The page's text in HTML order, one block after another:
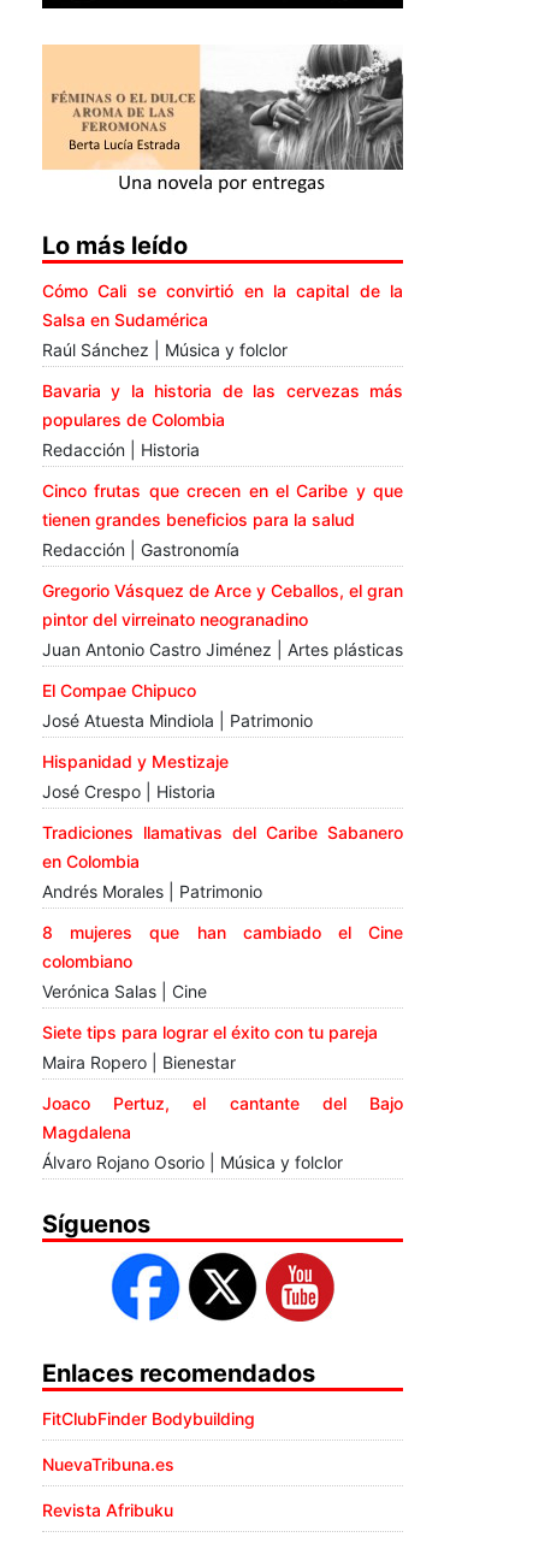
Lo más leído
Cómo Cali se convirtió en la capital de la
Salsa en Sudamérica
Raúl Sánchez | Música y folclor
Bavaria y la historia de las cervezas más
populares de Colombia
Redacción | Historia
Cinco frutas que crecen en el Caribe y que
tienen grandes beneficios para la salud
Redacción | Gastronomía
Gregorio Vásquez de Arce y Ceballos, el gran
pintor del virreinato neogranadino
Juan Antonio Castro Jiménez | Artes plásticas
El Compae Chipuco
José Atuesta Mindiola | Patrimonio
Hispanidad y Mestizaje
José Crespo | Historia
Tradiciones llamativas del Caribe Sabanero
en Colombia
Andrés Morales | Patrimonio
8 mujeres que han cambiado el Cine
colombiano
Verónica Salas | Cine
Siete tips para lograr el éxito con tu pareja
Maira Ropero | Bienestar
Joaco Pertuz, el cantante del Bajo
Magdalena
Álvaro Rojano Osorio | Música y folclor
Síguenos
Enlaces recomendados
FitClubFinder Bodybuilding
NuevaTribuna.es
Revista Afribuku